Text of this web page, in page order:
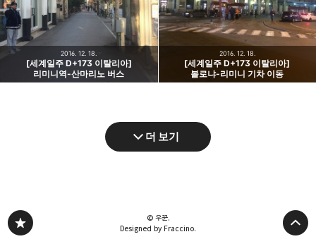
[세계일주 D+173 이탈리아]
리미니역-산마리노 버스
2016. 12. 18.
[세계일주 D+173 이탈리아]
볼로냐-리미니 기차 이동
2016. 12. 18.
더 보기
© 우꾼.
Designed by Fraccino.